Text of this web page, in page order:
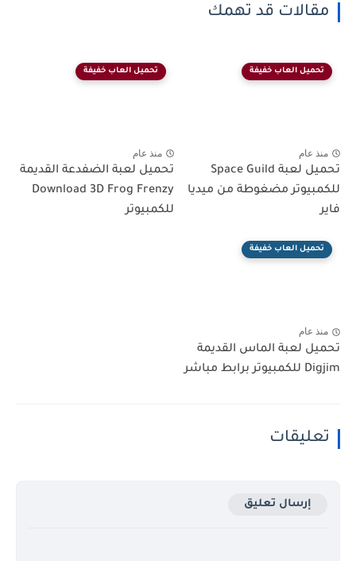
مقالات قد تهمك
تحميل العاب خفيفة
منذ عام
تحميل لعبة Space Guild
للكمبيوتر مضغوطة من ميديا
فاير
تحميل العاب خفيفة
منذ عام
تحميل لعبة الضفدعة القديمة
Download 3D Frog Frenzy
للكمبيوتر
تحميل العاب خفيفة
منذ عام
تحميل لعبة الماس القديمة
Digjim للكمبيوتر برابط مباشر
تعليقات
إرسال تعليق